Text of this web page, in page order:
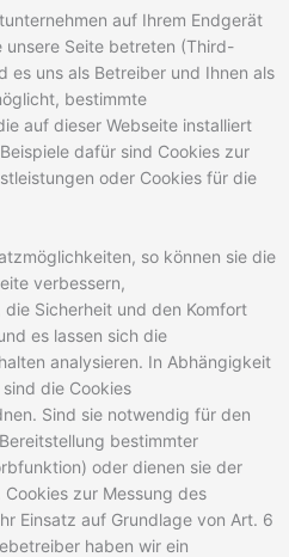
auf Ihrem Endgerät
Seite betreten (Third-
es uns als Betreiber und Ihnen als
bestimmte
auf dieser Webseite installiert
dafür sind Cookies zur
oder Cookies für die
so können sie die
verbessern,
Sicherheit und den Komfort
es lassen sich die
analysieren. In Abhängigkeit
die Cookies
Sind sie notwendig für den
bestimmter
oder dienen sie der
zur Messung des
Einsatz auf Grundlage von Art. 6
haben wir ein